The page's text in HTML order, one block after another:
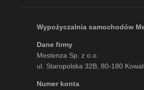
Wypożyczalnia samochodów
Dane firmy
Mestenza Sp. z o.o.
ul. Staropolska 32B, 80-180
Numer konta